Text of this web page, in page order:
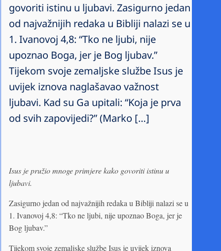
govoriti istinu u ljubavi. Zasigurno jedan
od najvažnijih redaka u Bibliji nalazi se u
1. Ivanovoj 4,8: “Tko ne ljubi, nije
upoznao Boga, jer je Bog ljubav.”
Tijekom svoje zemaljske službe Isus je
uvijek iznova naglašavao važnost
ljubavi. Kad su Ga upitali: “Koja je prva
od svih zapovijedi?” (Marko […]
Isus je pružio mnoge primjere kako govoriti istinu u
ljubavi.
Zasigurno jedan od najvažnijih redaka u Bibliji nalazi se u
1. Ivanovoj 4,8: “Tko ne ljubi, nije upoznao Boga, jer je
Bog ljubav.”
Tijekom svoje zemaljske službe Isus je uvijek iznova